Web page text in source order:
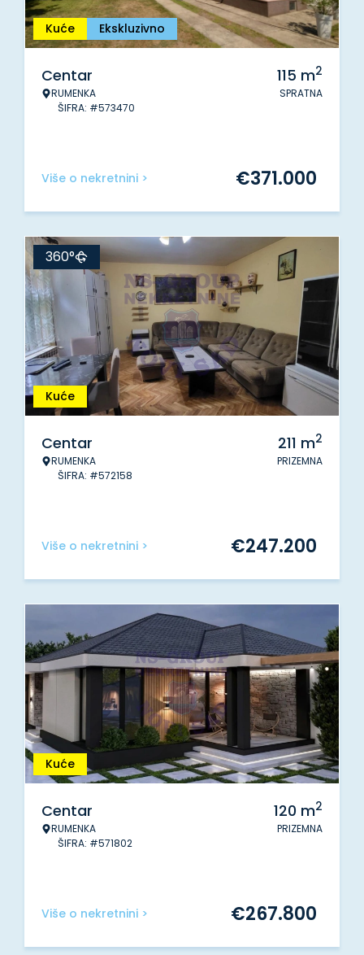
Kuće Ekskluzivno
Centar
RUMENKA
ŠIFRA: #573470
115 m2
SPRATNA
Više o nekretnini > €371.000
Kuće
360°
Centar
RUMENKA
ŠIFRA: #572158
211 m2
PRIZEMNA
Više o nekretnini > €247.200
Kuće
Centar
RUMENKA
ŠIFRA: #571802
120 m2
PRIZEMNA
Više o nekretnini > €267.800